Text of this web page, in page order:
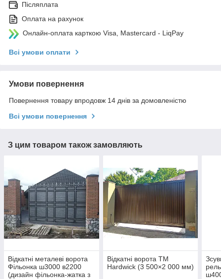
Післяплата
Оплата на рахунок
Онлайн-оплата карткою Visa, Mastercard - LiqPay
Всі умови оплати
Умови повернення
Повернення товару впродовж 14 днів за домовленістю
Всі умови повернення
З цим товаром також замовляють
Відкатні металеві ворота
Фільонка ш3000 в2200
(дизайн фільонка-жатка з
Відкатні ворота TM
Hardwick (3 500×2 000 мм)